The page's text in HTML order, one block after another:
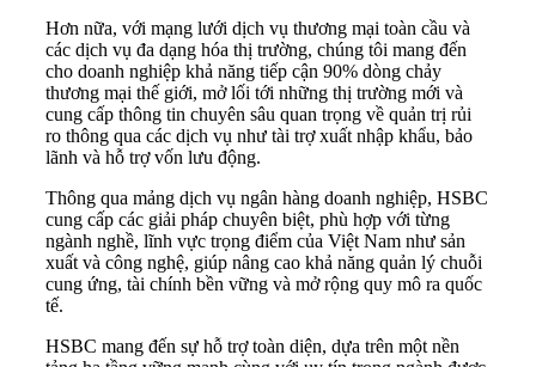
Hơn nữa, với mạng lưới dịch vụ thương mại toàn cầu và
các dịch vụ đa dạng hóa thị trường, chúng tôi mang đến
cho doanh nghiệp khả năng tiếp cận 90% dòng chảy
thương mại thế giới, mở lối tới những thị trường mới và
cung cấp thông tin chuyên sâu quan trọng về quản trị rủi
ro thông qua các dịch vụ như tài trợ xuất nhập khẩu, bảo
lãnh và hỗ trợ vốn lưu động.
Thông qua mảng dịch vụ ngân hàng doanh nghiệp, HSBC
cung cấp các giải pháp chuyên biệt, phù hợp với từng
ngành nghề, lĩnh vực trọng điểm của Việt Nam như sản
xuất và công nghệ, giúp nâng cao khả năng quản lý chuỗi
cung ứng, tài chính bền vững và mở rộng quy mô ra quốc
tế.
HSBC mang đến sự hỗ trợ toàn diện, dựa trên một nền